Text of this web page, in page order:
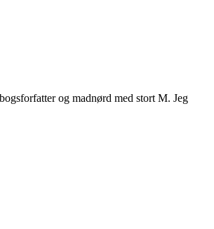
og madnørd med stort M. Jeg